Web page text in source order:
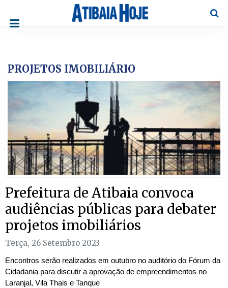
PROJETOS IMOBILIÁRIO
Prefeitura de Atibaia convoca
audiências públicas para debater
projetos imobiliários
Terça, 26 Setembro 2023
Encontros serão realizados em outubro no auditório do Fórum da
Cidadania para discutir a aprovação de empreendimentos no
Laranjal, Vila Thais e Tanque